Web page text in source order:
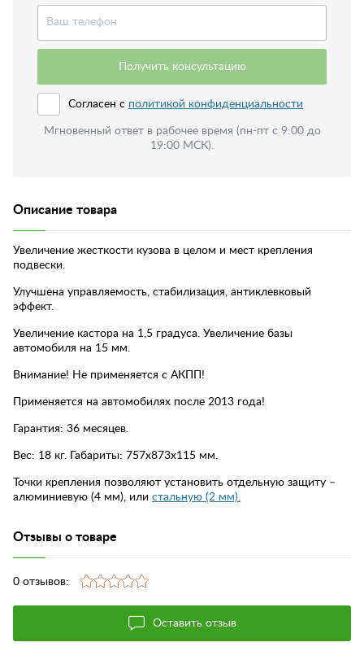
Получить консультацию
Согласен с политикой конфиденциальности
Мгновенный ответ в рабочее время (пн-пт с 9:00 до
19:00 МСК).
Описание товара
Увеличение жесткости кузова в целом и мест крепления
подвески.
Улучшена управляемость, стабилизация, антиклевковый
эффект.
Увеличение кастора на 1,5 градуса. Увеличение базы
автомобиля на 15 мм.
Внимание! Не применяется с АКПП!
Применяется на автомобилях после 2013 года!
Гарантия: 36 месяцев.
Вес: 18 кг. Габариты: 757х873х115 мм.
Точки крепления позволяют установить отдельную защиту –
алюминиевую (4 мм), или стальную (2 мм).
Отзывы о товаре
0 отзывов:
Оставить отзыв